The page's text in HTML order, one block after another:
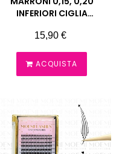
INFERIORI CIGLIA
MOEMI
Prezzo
15,90 €
ACQUISTA